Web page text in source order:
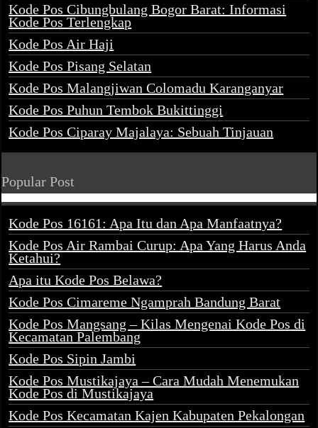
Kode Pos Cibungbulang Bogor Barat: Informasi
Kode Pos Terlengkap
Kode Pos Air Haji
Kode Pos Pisang Selatan
Kode Pos Malangjiwan Colomadu Karanganyar
Kode Pos Puhun Tembok Bukittinggi
Kode Pos Ciparay Majalaya: Sebuah Tinjauan
Popular Post
Kode Pos 16161: Apa Itu dan Apa Manfaatnya?
Kode Pos Air Rambai Curup: Apa Yang Harus Anda
Ketahui?
Apa itu Kode Pos Belawa?
Kode Pos Cimareme Ngamprah Bandung Barat
Kode Pos Mangsang – Kilas Mengenai Kode Pos di
Kecamatan Palembang
Kode Pos Sipin Jambi
Kode Pos Mustikajaya – Cara Mudah Menemukan
Kode Pos di Mustikajaya
Kode Pos Kecamatan Kajen Kabupaten Pekalongan